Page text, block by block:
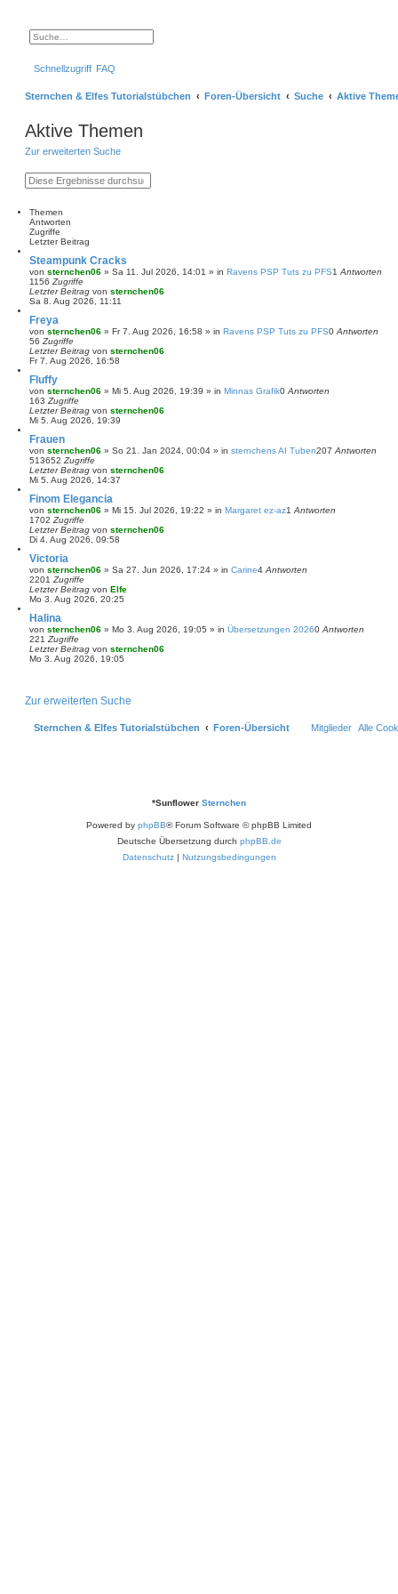
t
e
Schnellzugriff FAQ
Sternchen & Elfes Tutorialstübchen Foren-Übersicht Suche Aktive
Aktive Themen
Zur erweiterten Suche
S
u
E
r
S
Themen
Antworten
Zugriffe
Letzter Beitrag
Steampunk Cracks
von sternchen06 » Sa 11. Jul 2026, 14:01 » in Ravens PSP Tuts zu PFS1 Antworten
1156 Zugriffe
Letzter Beitrag von sternchen06
Sa 8. Aug 2026, 11:11
Freya
von sternchen06 » Fr 7. Aug 2026, 16:58 » in Ravens PSP Tuts zu PFS0 Antworten
56 Zugriffe
Letzter Beitrag von sternchen06
Fr 7. Aug 2026, 16:58
Fluffy
von sternchen06 » Mi 5. Aug 2026, 19:39 » in Minnas Grafik0 Antworten
163 Zugriffe
Letzter Beitrag von sternchen06
Mi 5. Aug 2026, 19:39
Frauen
von sternchen06 » So 21. Jan 2024, 00:04 » in sternchens AI Tuben207 Antworten
513652 Zugriffe
Letzter Beitrag von sternchen06
Mi 5. Aug 2026, 14:37
Finom Elegancia
von sternchen06 » Mi 15. Jul 2026, 19:22 » in Margaret ez-az1 Antworten
1702 Zugriffe
Letzter Beitrag von sternchen06
Di 4. Aug 2026, 09:58
Victoria
von sternchen06 » Sa 27. Jun 2026, 17:24 » in Carine4 Antworten
2201 Zugriffe
Letzter Beitrag von Elfe
Mo 3. Aug 2026, 20:25
Halina
von sternchen06 » Mo 3. Aug 2026, 19:05 » in Übersetzungen 20260 Antworten
221 Zugriffe
Letzter Beitrag von sternchen06
Mo 3. Aug 2026, 19:05
Zur erweiterten Suche
Sternchen & Elfes Tutorialstübchen Foren-Übersicht Alle
Mitglieder
*Sunflower Sternchen
Powered by phpBB® Forum Software © phpBB Limited
Deutsche Übersetzung durch phpBB.de
Datenschutz| Nutzungsbedingungen